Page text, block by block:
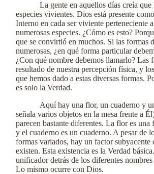
La gente en aquellos días creía
especies vivientes. Dios está presente
Interno en cada ser viviente perteneciente
numerosas especies. ¿Cómo es esto?
que se convirtió en muchos. Si las formas
numerosas, ¿en qué forma particular
¿Con qué nombre debemos llamarlo? Las
resultado de nuestra percepción física, y
que hemos dado a estas diversas formas.
es solo la Verdad.
Aquí hay una flor, un cuaderno y
señala varios objetos en la mesa frente a
parecen bastante diferentes. La flor es una
y el cuaderno es un cuaderno. A pesar de
formas variados, hay un factor subyacente
existen. Esta existencia es la Verdad
unificador detrás de los diferentes
Lo mismo ocurre con Dios.